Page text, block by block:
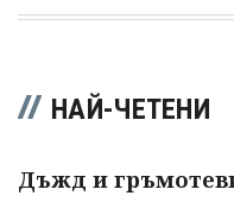
НАЙ-ЧЕТЕНИ
Дъжд и